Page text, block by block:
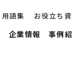
用語集 お役立ち
企業情報 事例